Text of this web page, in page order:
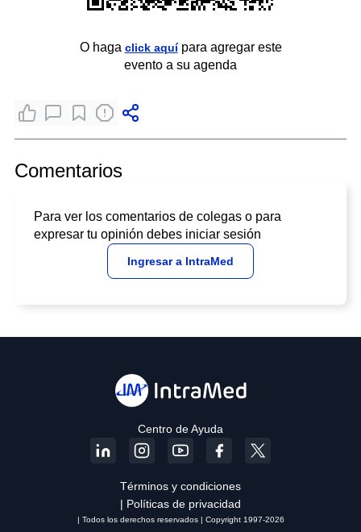
O haga click aquípara agregar este
evento a su agenda
Comentarios
Para ver los comentarios de colegas o para
expresar tu opinión debes iniciar sesión
Ingresar a IntraMed
Centro de Ayuda
Términos y condiciones
| Políticas de privacidad
| Todos los derechos reservados | Copyright 1997-2026